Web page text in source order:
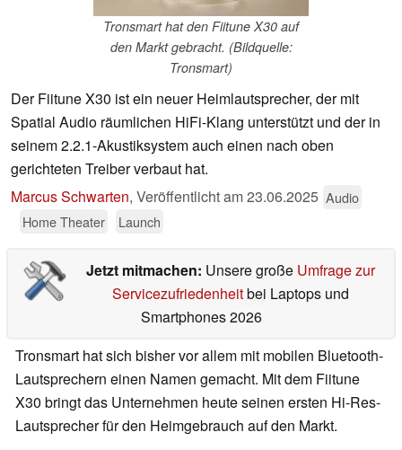
Tronsmart hat den Fiitune X30 auf
den Markt gebracht. (Bildquelle:
Tronsmart)
Der Fiitune X30 ist ein neuer Heimlautsprecher, der mit
Spatial Audio räumlichen HiFi-Klang unterstützt und der in
seinem 2.2.1-Akustiksystem auch einen nach oben
gerichteten Treiber verbaut hat.
Marcus Schwarten, Veröffentlicht am23.06.2025 Audio
Home Theater
Launch
Jetzt mitmachen: Unsere große Umfrage zur
Servicezufriedenheitbei Laptops und
Smartphones 2026
Tronsmart hat sich bisher vor allem mit mobilen Bluetooth-
Lautsprechern einen Namen gemacht. Mit dem Fiitune
X30 bringt das Unternehmen heute seinen ersten Hi-Res-
Lautsprecher für den Heimgebrauch auf den Markt.